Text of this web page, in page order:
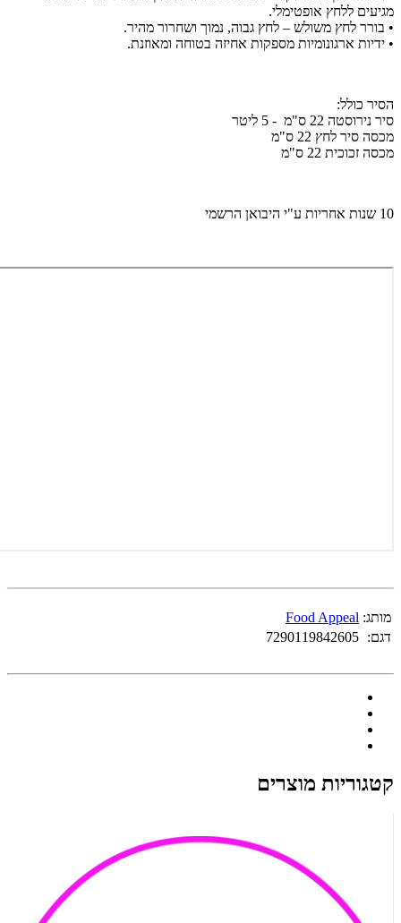
מגיעים ללחץ אופטימלי.
• בורר לחץ משולש – לחץ גבוה, נמוך ושחרור מהיר.
• ידיות ארגונומיות מספקות אחיזה בטוחה ומאוזנת.
הסיר כולל:
סיר נירוסטה 22 ס"מ - 5 ליטר
מכסה סיר לחץ 22 ס"מ
מכסה זכוכית 22 ס"מ
10 שנות אחריות ע"י היבואן הרשמי
מותג: Food Appeal
דגם: 7290119842605
קטגוריות מוצרים